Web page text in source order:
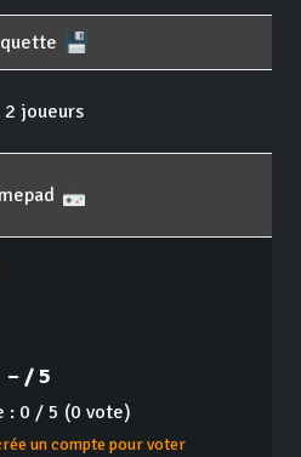
2 joueurs
– / 5
: 0 / 5 (0 vote)
un compte pour voter